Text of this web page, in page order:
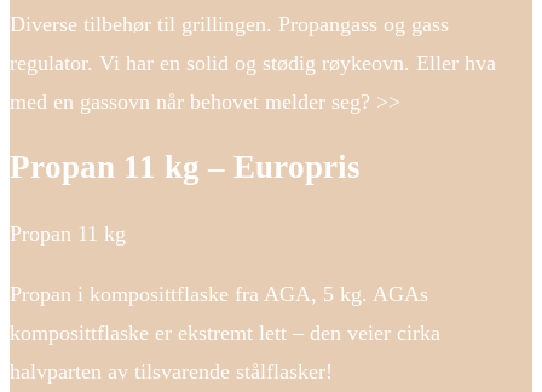
Diverse tilbehør til grillingen. Propangass og gass
regulator. Vi har en solid og stødig røykeovn. Eller hva
med en gassovn når behovet melder seg? >>
Propan 11 kg – Europris
Propan 11 kg
Propan i komposittflaske fra AGA, 5 kg. AGAs
komposittflaske er ekstremt lett – den veier cirka
halvparten av tilsvarende stålflasker!